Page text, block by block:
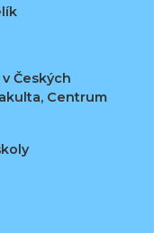
Českých
Centrum